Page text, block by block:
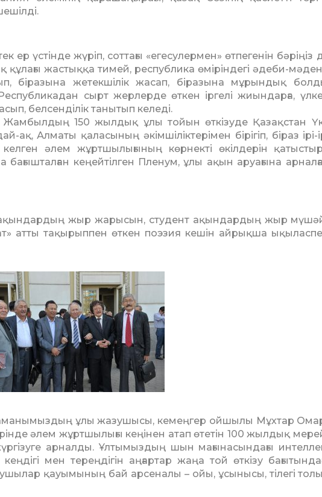
үстінде жүріп, соттағы «еге­сулермен» өтпегенін бәріңіз
құлағы жастыққа тимей, рес­пуб­лика өміріндегі әдеби-
біра­зына жетекшілік жасап, біра­зы­на мұрындық
сырт жерлерде өткен іргелі жиын­дарға,
бел­сен­ділік танытып келеді.
150 жылдық ұлы тойын өткізуде Қазақстан
Алматы қаласының әкім­ші­лік­терімен бірігіп, біраз ірі-
әлем жұртшылығының көр­некті өкілдерін
кеңейтілген Пленум, ұлы ақын аруағына
ақындардың жыр жарысын, сту­дент ақындардың жыр
атты тақырыппен өткен поэзия кешін айрықша
ұлы жазушысы, кемеңгер ойшылы Мұхтар
әлем жұртшылығы кеңінен атап өтетін 100 жылдық
арналды. Ұлтымыздың шын мағынасындағы
мен тереңдігін аңғартар жаңа той өткізу
қауымының бай арсеналы – ойы, ұсы­нысы, тілегі